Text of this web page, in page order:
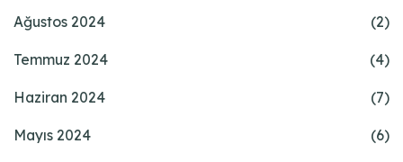
Ağustos 2024 (2)
Temmuz 2024 (4)
Haziran 2024 (7)
Mayıs 2024 (6)